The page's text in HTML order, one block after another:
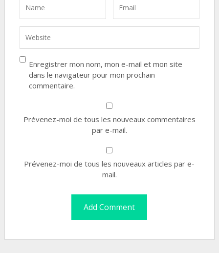
Enregistrer mon nom, mon e-mail et mon site
dans le navigateur pour mon prochain
commentaire.
Prévenez-moi de tous les nouveaux commentaires
par e-mail.
Prévenez-moi de tous les nouveaux articles par e-
mail.